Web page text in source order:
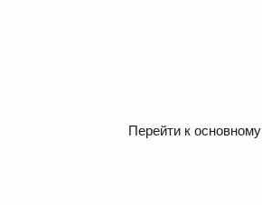
Перейти к основному